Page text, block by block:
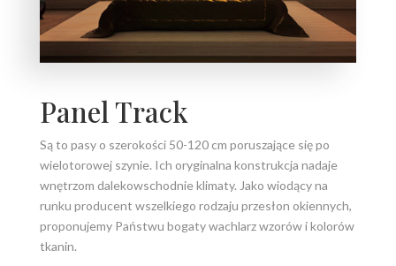
Panel Track
Są to pasy o szerokości 50-120 cm poruszające się po
wielotorowej szynie. Ich oryginalna konstrukcja nadaje
wnętrzom dalekowschodnie klimaty. Jako wiodący na
runku producent wszelkiego rodzaju przesłon okiennych,
proponujemy Państwu bogaty wachlarz wzorów i kolorów
tkanin.